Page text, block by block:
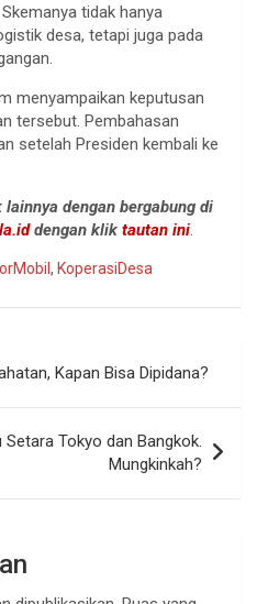
tidak hanya
desa, tetapi juga pada
menyampaikan keputusan
tersebut. Pembahasan
setelah Presiden kembali ke
dengan bergabung di
dengan klik tautan ini.
, KoperasiDesa
Kapan Bisa Dipidana?
Tokyo dan Bangkok.
Mungkinkah?